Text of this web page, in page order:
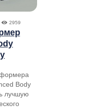
2959
Body
лучшую